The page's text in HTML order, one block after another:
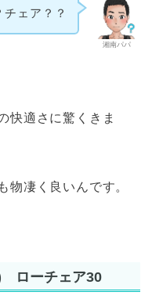
湘南パパ
チェア？？
快適さに驚くきま
物凄く良いんです。
ローチェア30